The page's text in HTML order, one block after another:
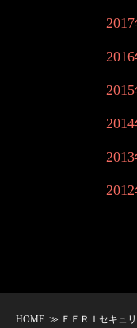
HOME ≫ ＦＦＲＩセキュ